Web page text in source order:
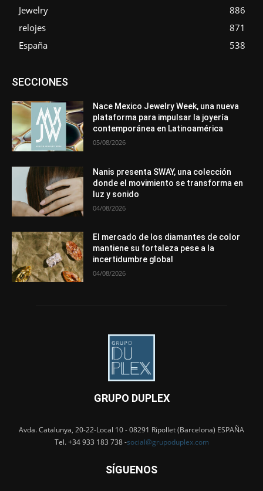
Jewelry
886
relojes
871
España
538
SECCIONESAsociaciones
Entrevistas
Mundo Técnico
Novedades Opiniones
Perspectiva
Premios
Secciones Sin categoría
Sucesos
Más
Nace Mexico Jewelry Week, una nueva
plataforma para impulsar la joyería
contemporánea en Latinoamérica
05/08/2026
Nanis presenta SWAY, una colección
donde el movimiento se transforma en
luz y sonido
04/08/2026
El mercado de los diamantes de color
mantiene su fortaleza pese a la
incertidumbre global
04/08/2026
GRUPO DUPLEX
Avda. Catalunya, 20-22-Local 10 - 08291 Ripollet (Barcelona) ESPAÑA
Tel. +34 933 183 738 -social@grupoduplex.com
SÍGUENOS